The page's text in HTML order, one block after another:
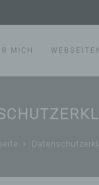
MICH